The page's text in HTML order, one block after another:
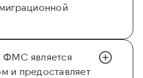
ФМС является
и предоставляет